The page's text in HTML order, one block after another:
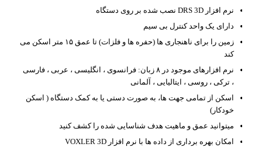
نرم افزار DRS 3D نصب شده بر روی دستگاه
دارای یک واحد کنترل بی سیم
زمین را برای ناهنجاری ها (حفره ها و فلزات) تا عمق ۱۵ متر اسکن می
کند
نرم افزارهای موجود در ۸ زبان: فرانسوی ، انگلیسی ، عربی ، فارسی
، ترکی ، روسی ، ایتالیایی ، آلمانی
اسکن از تمامی جهت ها، به صورت دستی یا به کمک دستگاه ( اسکن
خودکار)
میتوانید عمق و ماهیت هدف شناسایی شده را کشف کنید
امکان بهره برداری از داده ها با نرم افزار VOXLER 3D